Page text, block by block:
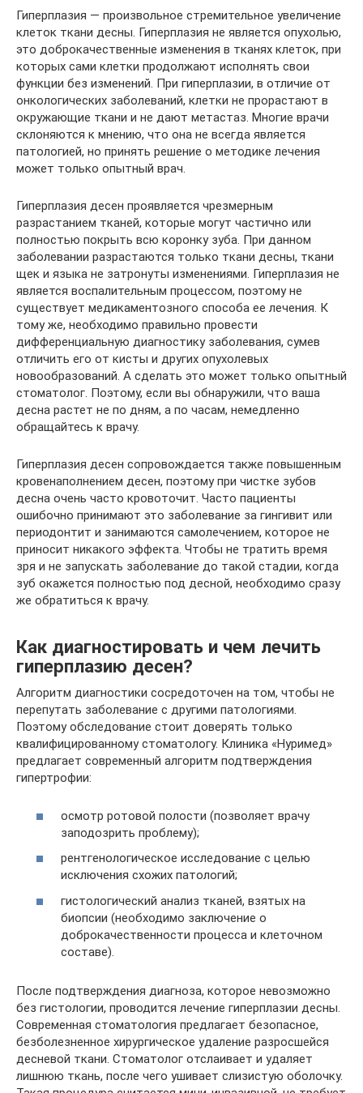
Гиперплазия — произвольное стремительное увеличение
клеток ткани десны. Гиперплазия не является опухолью,
это доброкачественные изменения в тканях клеток, при
которых сами клетки продолжают исполнять свои
функции без изменений. При гиперплазии, в отличие от
онкологических заболеваний, клетки не прорастают в
окружающие ткани и не дают метастаз. Многие врачи
склоняются к мнению, что она не всегда является
патологией, но принять решение о методике лечения
может только опытный врач.
Гиперплазия десен проявляется чрезмерным
разрастанием тканей, которые могут частично или
полностью покрыть всю коронку зуба. При данном
заболевании разрастаются только ткани десны, ткани
щек и языка не затронуты изменениями. Гиперплазия не
является воспалительным процессом, поэтому не
существует медикаментозного способа ее лечения. К
тому же, необходимо правильно провести
дифференциальную диагностику заболевания, сумев
отличить его от кисты и других опухолевых
новообразований. А сделать это может только опытный
стоматолог. Поэтому, если вы обнаружили, что ваша
десна растет не по дням, а по часам, немедленно
обращайтесь к врачу.
Гиперплазия десен сопровождается также повышенным
кровенаполнением десен, поэтому при чистке зубов
десна очень часто кровоточит. Часто пациенты
ошибочно принимают это заболевание за гингивит или
периодонтит и занимаются самолечением, которое не
приносит никакого эффекта. Чтобы не тратить время
зря и не запускать заболевание до такой стадии, когда
зуб окажется полностью под десной, необходимо сразу
же обратиться к врачу.
Как диагностировать и чем лечить
гиперплазию десен?
Алгоритм диагностики сосредоточен на том, чтобы не
перепутать заболевание с другими патологиями.
Поэтому обследование стоит доверять только
квалифицированному стоматологу. Клиника «Нуримед»
предлагает современный алгоритм подтверждения
гипертрофии:
осмотр ротовой полости (позволяет врачу
заподозрить проблему);
рентгенологическое исследование с целью
исключения схожих патологий;
гистологический анализ тканей, взятых на
биопсии (необходимо заключение о
доброкачественности процесса и клеточном
составе).
После подтверждения диагноза, которое невозможно
без гистологии, проводится лечение гиперплазии десны.
Современная стоматология предлагает безопасное,
безболезненное хирургическое удаление разросшейся
десневой ткани. Стоматолог отслаивает и удаляет
лишнюю ткань, после чего ушивает слизистую оболочку.